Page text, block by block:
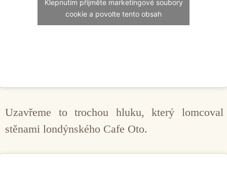
Klepnutím přijměte marketingové soubory
cookie a povolte tento obsah
Uzavřeme to trochou hluku, který lomcoval
stěnami londýnského Cafe Oto.